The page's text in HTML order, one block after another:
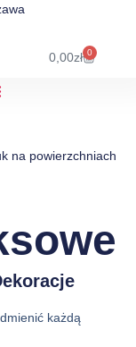
0,00zł 0
na powierzchniach
każdą